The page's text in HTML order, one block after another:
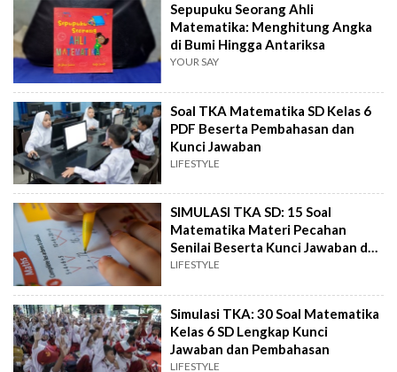
Sepupuku Seorang Ahli
Matematika: Menghitung Angka
di Bumi Hingga Antariksa
YOUR SAY
Soal TKA Matematika SD Kelas 6
PDF Beserta Pembahasan dan
Kunci Jawaban
LIFESTYLE
SIMULASI TKA SD: 15 Soal
Matematika Materi Pecahan
Senilai Beserta Kunci Jawaban dan
Pembahasan
LIFESTYLE
Simulasi TKA: 30 Soal Matematika
Kelas 6 SD Lengkap Kunci
Jawaban dan Pembahasan
LIFESTYLE